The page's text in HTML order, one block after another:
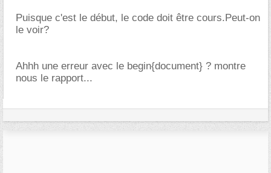
Puisque c'est le début, le code doit être cours.Peut-on
le voir?
Ahhh une erreur avec le begin{document} ? montre
nous le rapport...